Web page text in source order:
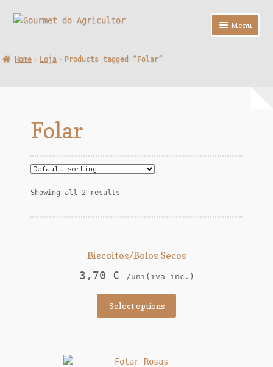
Ir
navegação
Saltar
conteúdo
Menu
Home Loja Products tagged “Folar”
Folar
Showing all 2 results
Biscoitos/Bolos Secos
3,70 € /uni(iva inc.)
Select options